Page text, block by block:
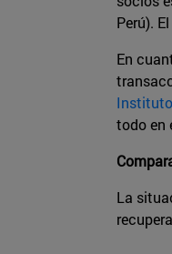
Perú).
En
todo en
La